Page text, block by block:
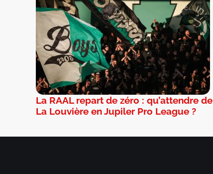
La RAAL repart de zéro : qu’attendre de
La Louvière en Jupiler Pro League ?